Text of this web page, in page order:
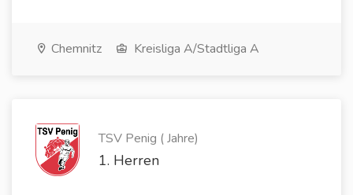
Chemnitz Kreisliga A/Stadtliga A
TSV Penig ( Jahre)
1. Herren